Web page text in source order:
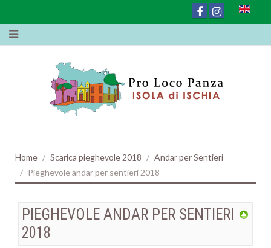
Home Scarica pieghevole 2018
Andar per Sentieri
Pieghevole andar per sentieri 2018
PIEGHEVOLE ANDAR PER SENTIERI
2018